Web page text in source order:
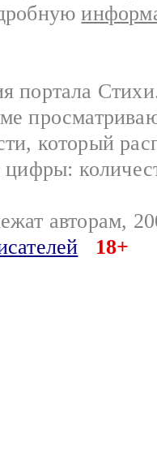
портала
который
авторам,
18+